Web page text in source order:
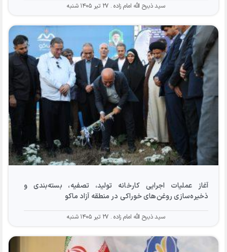
سید ذبیح الله امام زاده ۲۷ تیر ۱۴۰۵ شنبه
آغاز عملیات اجرایی کارخانه تولید، تصفیه، بسته‌بندی و
ذخیره‌سازی روغن‌های خوراکی در منطقه آزاد ماکو
سید ذبیح الله امام زاده ۲۷ تیر ۱۴۰۵ شنبه